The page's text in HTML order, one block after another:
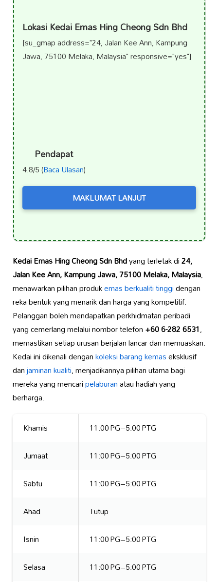
Lokasi Kedai Emas Hing Cheong Sdn Bhd
[su_gmap address="24, Jalan Kee Ann, Kampung
Jawa, 75100 Melaka, Malaysia" responsive="yes"]
Pendapat
4.8/5 (Baca Ulasan)
MAKLUMAT LANJUT
Kedai Emas Hing Cheong Sdn Bhdyang terletak di24,
Jalan Kee Ann, Kampung Jawa, 75100 Melaka, Malaysia,
menawarkan pilihan produkemas berkualiti tinggidengan
reka bentuk yang menarik dan harga yang kompetitif.
Pelanggan boleh mendapatkan perkhidmatan peribadi
yang cemerlang melalui nombor telefon+60 6-282 6531,
memastikan setiap urusan berjalan lancar dan memuaskan.
Kedai ini dikenali dengankoleksi barang kemaseksklusif
danjaminan kualiti, menjadikannya pilihan utama bagi
mereka yang mencaripelaburanatau hadiah yang
berharga.
Khamis
11:00 PG–5:00 PTG
Jumaat
11:00 PG–5:00 PTG
Sabtu
11:00 PG–5:00 PTG
Ahad
Tutup
Isnin
11:00 PG–5:00 PTG
Selasa
11:00 PG–5:00 PTG